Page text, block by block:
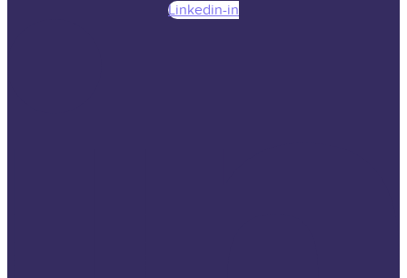
Linkedin-in